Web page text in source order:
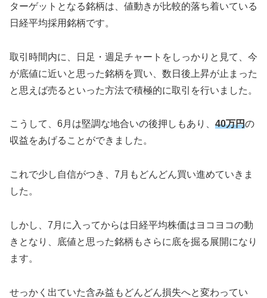
ターゲットとなる銘柄は、値動きが比較的落ち着いている
日経平均採用銘柄です。
取引時間内に、日足・週足チャートをしっかりと見て、今
が底値に近いと思った銘柄を買い、数日後上昇が止まった
と思えば売るといった方法で積極的に取引を行いました。
こうして、6月は堅調な地合いの後押しもあり、 40万円の
収益をあげることができました。
これで少し自信がつき、7月もどんどん買い進めていきま
した。
しかし、7月に入ってからは日経平均株価はヨコヨコの動
きとなり、底値と思った銘柄もさらに底を掘る展開になり
ます。
せっかく出ていた含み益もどんどん損失へと変わってい